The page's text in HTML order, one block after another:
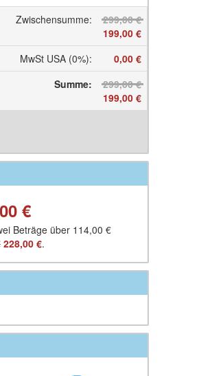
Zwischensumme:
299,00 €
199,00 €
MwSt USA (0%):
0,00 €
Summe:
299,00 €
199,00 €
€
Beträge über 114,00 €
228,00 €.